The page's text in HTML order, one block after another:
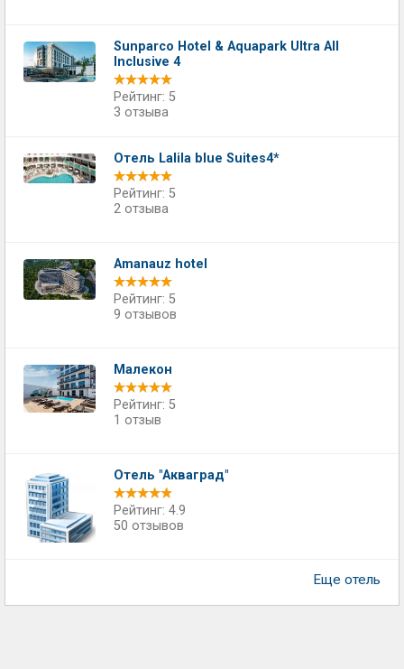
Sunparco Hotel & Aquapark Ultra All
Inclusive 4
Рейтинг: 5
3 отзыва
Отель Lalila blue Suites4*
Рейтинг: 5
2 отзыва
Amanauz hotel
Рейтинг: 5
9 отзывов
Малекон
Рейтинг: 5
1 отзыв
Отель "Акваград"
Рейтинг: 4.9
50 отзывов
Еще отель